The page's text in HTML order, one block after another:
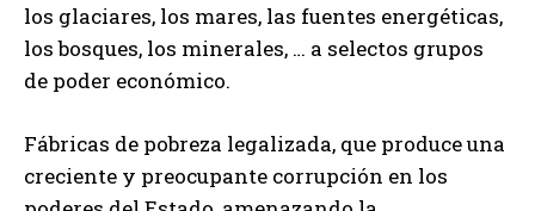
los glaciares, los mares, las fuentes energéticas,
los bosques, los minerales, … a selectos grupos
de poder económico.
Fábricas de pobreza legalizada, que produce una
creciente y preocupante corrupción en los